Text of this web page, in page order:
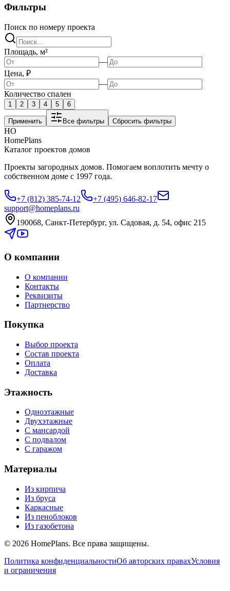
Фильтры
Поиск по номеру проекта
Площадь, м²
—
Цена, ₽
—
Количество спален
1 2 3 4 5 6
Применить Все фильтры Сбросить фильтры
HO
HomePlans
Каталог проектов домов
Проекты загородных домов. Помогаем воплотить мечту о
собственном доме с 1997 года.
+7 (812) 385-74-12
+7 (495) 646-82-17
support@homeplans.ru
190068, Санкт-Петербург, ул. Садовая, д. 54, офис 215
О компании
О компании
Контакты
Реквизиты
Партнерство
Покупка
Выбор проекта
Состав проекта
Оплата
Доставка
Этажность
Одноэтажные
Двухэтажные
С мансардой
С подвалом
С гаражом
Материалы
Из кирпича
Из бруса
Каркасные
Из пеноблоков
Из газобетона
© 2026 HomePlans. Все права защищены.
Политика конфиденциальностиОб авторских правахУсловия
и ограничения